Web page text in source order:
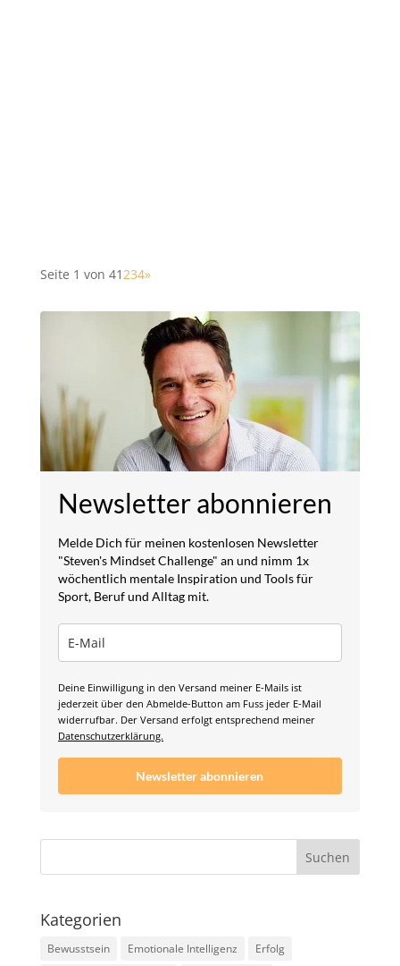
Seite 1 von 41234»
Newsletter abonnieren
Melde Dich für meinen kostenlosen Newsletter
"Steven's Mindset Challenge" an und nimm 1x
wöchentlich mentale Inspiration und Tools für
Sport, Beruf und Alltag mit.
Deine Einwilligung in den Versand meiner E-Mails ist
jederzeit über den Abmelde-Button am Fuss jeder E-Mail
widerrufbar. Der Versand erfolgt entsprechend meiner
Datenschutzerklärung.
Newsletter abonnieren
Kategorien
Bewusstsein Emotionale Intelligenz
Erfolg